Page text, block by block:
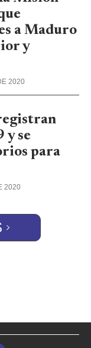
a Maduro
y
2020
y se
para
2020